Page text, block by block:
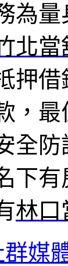
為
北當
押借
，
全
下有
林口
群媒